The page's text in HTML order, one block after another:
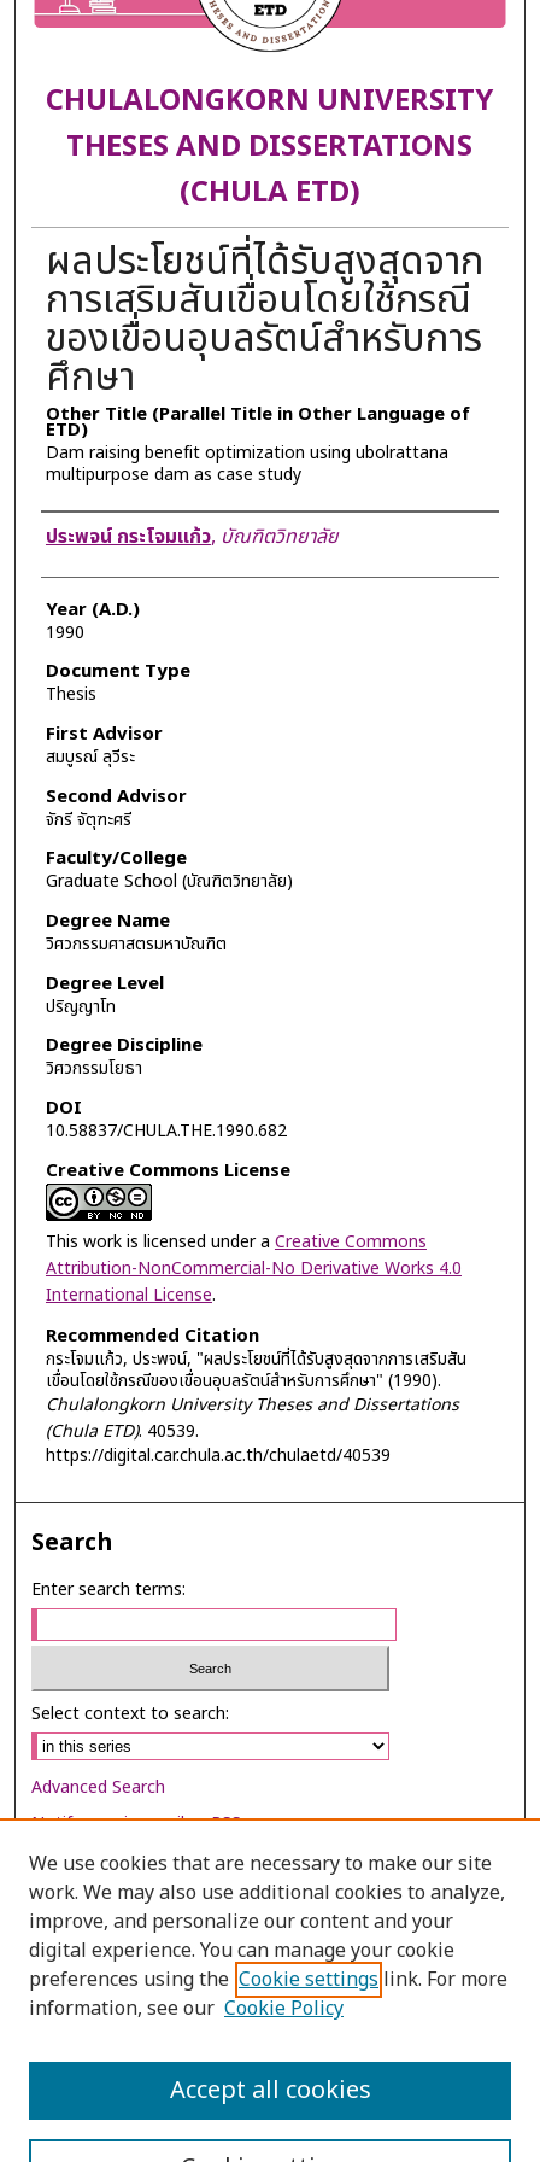
CHULALONGKORN UNIVERSITY
THESES AND DISSERTATIONS
(CHULA ETD)
ผลประโยชน์ที่ได้รับสูงสุดจาก
การเสริมสันเขื่อนโดยใช้กรณี
ของเขื่อนอุบลรัตน์สำหรับการ
ศึกษา
Other Title (Parallel Title in Other Language of
ETD)
Dam raising benefit optimization using ubolrattana
multipurpose dam as case study
Author
ประพจน์ กระโจมแก้ว, บัณฑิตวิทยาลัย
Year (A.D.)
1990
Document Type
Thesis
First Advisor
สมบูรณ์ ลุวีระ
Second Advisor
จักรี จัตุฑะศรี
Faculty/College
Graduate School (บัณฑิตวิทยาลัย)
Degree Name
วิศวกรรมศาสตรมหาบัณฑิต
Degree Level
ปริญญาโท
Degree Discipline
วิศวกรรมโยธา
DOI
10.58837/CHULA.THE.1990.682
Creative Commons License
This work is licensed under a Creative Commons
Attribution-NonCommercial-No Derivative Works 4.0
International License.
Recommended Citation
กระโจมแก้ว, ประพจน์, "ผลประโยชน์ที่ได้รับสูงสุดจากการเสริมสัน
เขื่อนโดยใช้กรณีของเขื่อนอุบลรัตน์สำหรับการศึกษา" (1990).
Chulalongkorn University Theses and Dissertations
(Chula ETD). 40539.
https://digital.car.chula.ac.th/chulaetd/40539
Search
Enter search terms:
Select context to search:
Advanced Search
Notify me via email orRSS
Browse
Collections
Disciplines
Authors
We use cookies that are necessary to make our site
work. We may also use additional cookies to analyze,
improve, and personalize our content and your
digital experience. You can manage your cookie
preferences using the Cookie settings link. For more
information, see our Cookie Policy
Accept all cookies